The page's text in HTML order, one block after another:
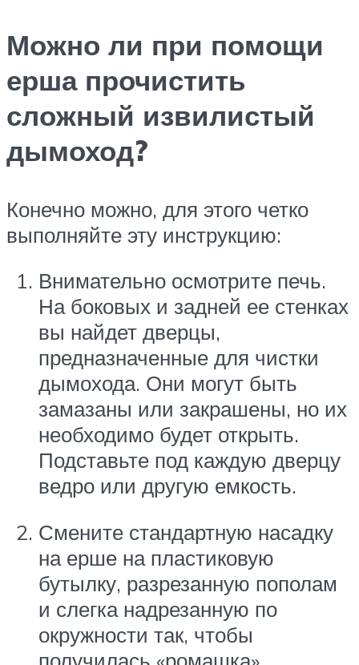
Можно ли при помощи
ерша прочистить
сложный извилистый
дымоход?
Конечно можно, для этого четко
выполняйте эту инструкцию:
Внимательно осмотрите печь.
На боковых и задней ее стенках
вы найдет дверцы,
предназначенные для чистки
дымохода. Они могут быть
замазаны или закрашены, но их
необходимо будет открыть.
Подставьте под каждую дверцу
ведро или другую емкость.
Смените стандартную насадку
на ерше на пластиковую
бутылку, разрезанную пополам
и слегка надрезанную по
окружности так, чтобы